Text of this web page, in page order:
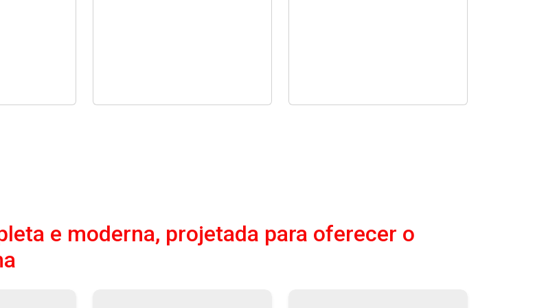
e moderna, projetada para oferecer o